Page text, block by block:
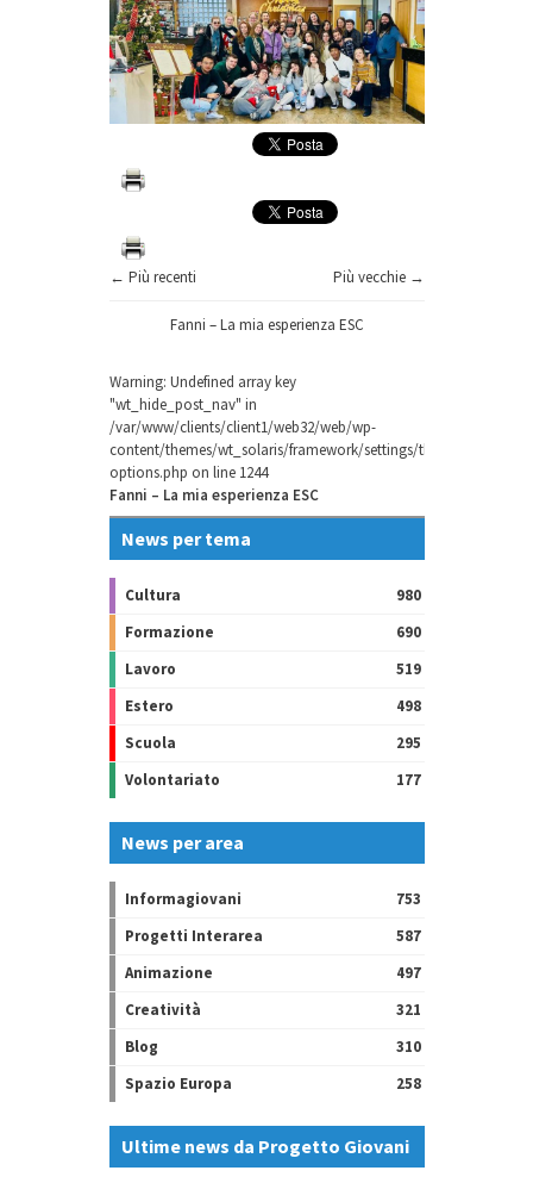
← Più recenti Più vecchie →
Fanni – La mia esperienza ESC
Warning: Undefined array key
"wt_hide_post_nav" in
/var/www/clients/client1/web32/web/wp-
content/themes/wt_solaris/framework/settings/theme-
options.php on line 1244
Fanni – La mia esperienza ESC
News per tema
Cultura
980
Formazione
690
Lavoro
519
Estero
498
Scuola
295
Volontariato
177
News per area
Informagiovani
753
Progetti Interarea
587
Animazione
497
Creatività
321
Blog
310
Spazio Europa
258
Ultime news da Progetto Giovani